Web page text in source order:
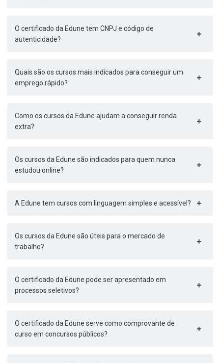
O certificado da Edune tem CNPJ e código de
autenticidade?
Quais são os cursos mais indicados para conseguir um
emprego rápido?
Como os cursos da Edune ajudam a conseguir renda
extra?
Os cursos da Edune são indicados para quem nunca
estudou online?
A Edune tem cursos com linguagem simples e acessível?
Os cursos da Edune são úteis para o mercado de
trabalho?
O certificado da Edune pode ser apresentado em
processos seletivos?
O certificado da Edune serve como comprovante de
curso em concursos públicos?